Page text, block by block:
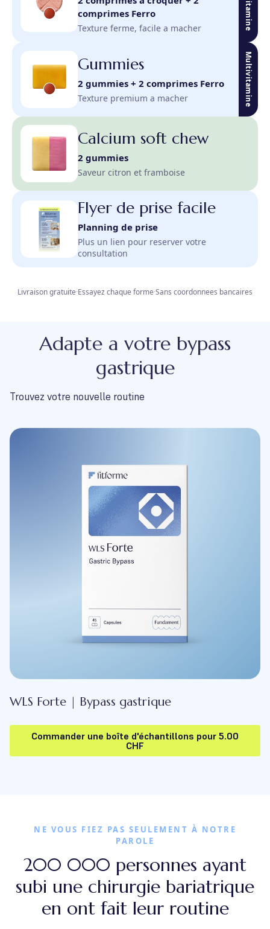
comprimes Ferro
Texture ferme, facile a macher
Gummies
2 gummies + 2 comprimes Ferro
Texture premium a macher Multivitamine
Calcium soft chew
2 gummies
Saveur citron et framboise
Flyer de prise facile
Planning de prise
Plus un lien pour reserver votre
consultation
Livraison gratuite·Essayez chaque forme·Sans coordonnees bancaires
Adapte a votre bypass
gastrique
Trouvez votre nouvelle routine
WLS Forte | Bypass gastrique
Commander une boîte d'échantillons pour 5.00
CHF
NE VOUS FIEZ PAS SEULEMENT À NOTRE
PAROLE
200 000 personnes ayant
subi une chirurgie bariatrique
en ont fait leur routine